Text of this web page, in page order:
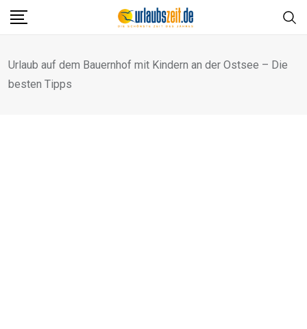
Skip
Urlaub auf dem Bauernhof mit Kindern an der Ostsee – Die
besten Tipps